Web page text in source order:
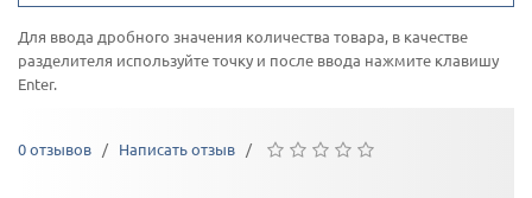
Для ввода дробного значения количества товара, в качестве
разделителя используйте точку и после ввода нажмите клавишу
Enter.
0 отзывов / Написать отзыв /